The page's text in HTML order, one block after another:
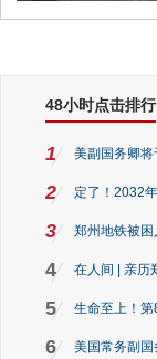
48小时点击排行
1 美副国务卿
2 定了！2032
3 郑州地铁被
4 在人间 | 亲历
5 生命至上！
6 美国常务副